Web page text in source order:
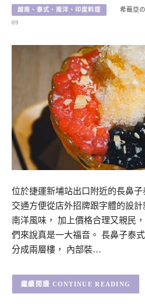
越南、泰式、南洋、印度料理 希薇亞
09
位於捷運新埔站出口附近的長鼻
交通方便從店外招牌跟字體的設
南洋風味， 加上價格合理又親民
們來說真是一大福音。 長鼻子泰
分成兩層樓， 內部裝…
CONTINUE READING